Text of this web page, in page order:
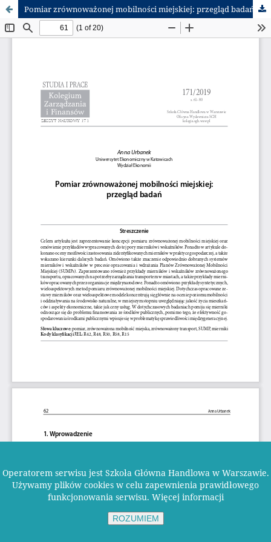
Pomiar zrównoważonej mobilności miejskiej: przegląd badań
Operatorem serwisu jest Szkoła Główna Handlowa w Warszawie.
Używamy plików cookies w celu zapewnienia prawidłowego
funkcjonowania serwisu. Więcej informacji
ROZUMIEM